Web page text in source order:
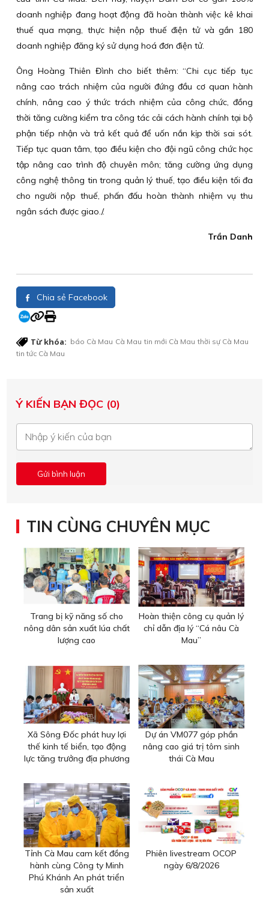
doanh nghiệp đang hoạt động đã hoàn thành việc kê khai
thuế qua mạng, thực hiện nộp thuế điện tử và gần 180
doanh nghiệp đăng ký sử dụng hoá đơn điện tử.
Ông Hoàng Thiên Đình cho biết thêm: “Chi cục tiếp tục
nâng cao trách nhiệm của người đứng đầu cơ quan hành
chính, nâng cao ý thức trách nhiệm của công chức, đồng
thời tăng cường kiểm tra công tác cải cách hành chính tại bộ
phận tiếp nhận và trả kết quả để uốn nắn kịp thời sai sót.
Tiếp tục quan tâm, tạo điều kiện cho đội ngũ công chức học
tập nâng cao trình độ chuyên môn; tăng cường ứng dụng
công nghệ thông tin trong quản lý thuế, tạo điều kiện tối đa
cho người nộp thuế, phấn đấu hoàn thành nhiệm vụ thu
ngân sách được giao./.
Trần Danh
Chia sẻ Facebook
Từ khóa: báo Cà Mau Cà Mau tin mới Cà Mau thời sự Cà Mau
tin tức Cà Mau
Ý KIẾN BẠN ĐỌC (0)
TIN CÙNG CHUYÊN MỤC
Trang bị kỹ năng số cho
nông dân sản xuất lúa chất
lượng cao
Hoàn thiện công cụ quản lý
chỉ dẫn địa lý “Cá nâu Cà
Mau”
Xã Sông Đốc phát huy lợi
thế kinh tế biển, tạo động
lực tăng trưởng địa phương
Dự án VM077 góp phần
nâng cao giá trị tôm sinh
thái Cà Mau
Tỉnh Cà Mau cam kết đồng
hành cùng Công ty Minh
Phú Khánh An phát triển
sản xuất
Phiên livestream OCOP
ngày 6/8/2026